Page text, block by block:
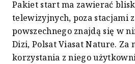
Pakiet start ma zawierać
telewizyjnych, poza stacjami
powszechnego znajdą się w
Dizi, Polsat Viasat Nature. Za
korzystania z niego